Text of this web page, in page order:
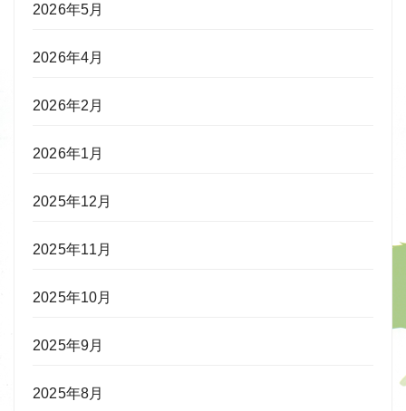
2026年5月
2026年4月
2026年2月
2026年1月
2025年12月
2025年11月
2025年10月
2025年9月
2025年8月